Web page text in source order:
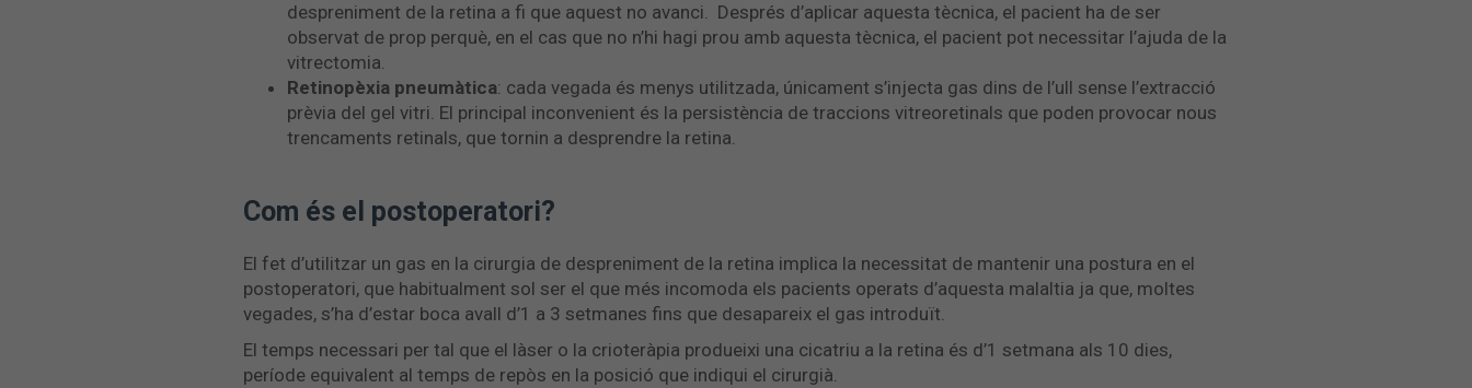
despreniment de la retina a fi que aquest no avanci. Després d’aplicar aquesta tècnica, el pacient ha de ser
observat de prop perquè, en el cas que no n’hi hagi prou amb aquesta tècnica, el pacient pot necessitar l’ajuda de la
vitrectomia.
Retinopèxia pneumàtica: cada vegada és menys utilitzada, únicament s’injecta gas dins de l’ull sense l’extracció
prèvia del gel vitri. El principal inconvenient és la persistència de traccions vitreoretinals que poden provocar nous
trencaments retinals, que tornin a desprendre la retina.
Com és el postoperatori?
El fet d’utilitzar un gas en la cirurgia de despreniment de la retina implica la necessitat de mantenir una postura en el
postoperatori, que habitualment sol ser el que més incomoda els pacients operats d’aquesta malaltia ja que, moltes
vegades, s’ha d’estar boca avall d’1 a 3 setmanes fins que desapareix el gas introduït.
El temps necessari per tal que el làser o la crioteràpia produeixi una cicatriu a la retina és d’1 setmana als 10 dies,
període equivalent al temps de repòs en la posició que indiqui el cirurgià.